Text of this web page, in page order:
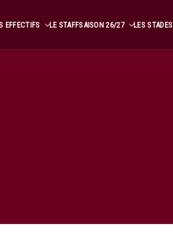
EFFECTIFS LE STAFFSAISON 26/27 LES STADES